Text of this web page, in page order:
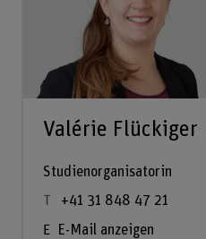
Valérie Flückiger
Studienorganisatorin
+41 31 848 47 21
E-Mail anzeigen